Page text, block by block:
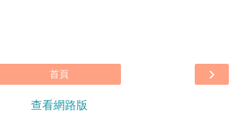
›
首頁
查看網路版